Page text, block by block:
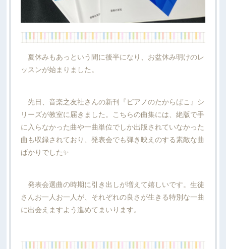
夏休みもあっという間に後半になり、お盆休み明けのレ
ッスンが始まりました。
先日、音楽之友社さんの新刊『ピアノのたからばこ』シ
リーズが教室に届きました。こちらの曲集には、絶版で手
に入らなかった曲や一曲単位でしか出版されていなかった
曲も収録されており、発表会でも弾き映えのする素敵な曲
ばかりでした✨
発表会選曲の時期に引き出しが増えて嬉しいです。生徒
さんお一人お一人が、それぞれの良さが生きる特別な一曲
に出会えますよう進めてまいります。